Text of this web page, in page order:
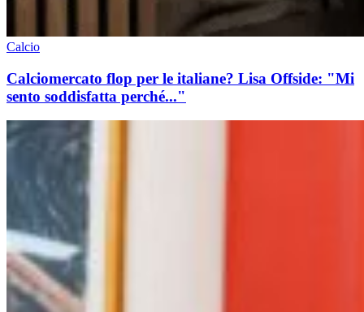
Calcio
Calciomercato flop per le italiane? Lisa Offside: "Mi
sento soddisfatta perché..."